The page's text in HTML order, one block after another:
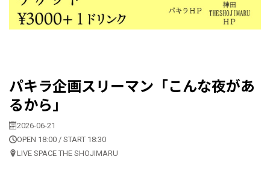
パキラ企画スリーマン「こんな夜があ
るから」
2026-06-21
OPEN 18:00 / START 18:30
LIVE SPACE THE SHOJIMARU